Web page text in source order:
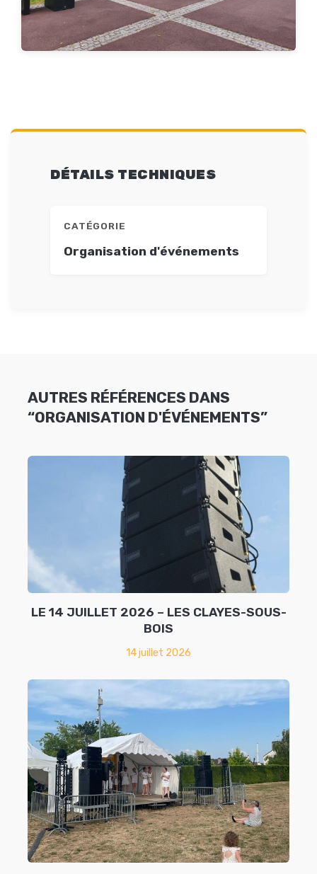
DÉTAILS TECHNIQUES
CATÉGORIE
Organisation d'événements
AUTRES RÉFÉRENCES DANS
“ORGANISATION D'ÉVÉNEMENTS”
LE 14 JUILLET 2026 – LES CLAYES-SOUS-
BOIS
14 juillet 2026